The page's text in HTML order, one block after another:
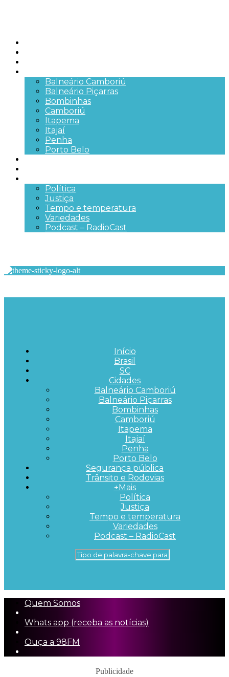
Balneário Camboriú
Balneário Piçarras
Bombinhas
Camboriú
Itapema
Itajaí
Penha
Porto Belo
Política
Justiça
Tempo e temperatura
Variedades
Podcast – RadioCast
Início
Brasil
SC
Cidades
Balneário Camboriú
Balneário Piçarras
Bombinhas
Camboriú
Itapema
Itajaí
Penha
Porto Belo
Segurança pública
Trânsito e Rodovias
+Mais
Política
Justiça
Tempo e temperatura
Variedades
Podcast – RadioCast
Quem Somos
Whats app (receba as notícias)
Ouça a 98FM
Publicidade